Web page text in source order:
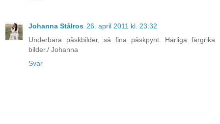
Johanna Stålros 26. april 2011 kl. 23:32
Underbara påskbilder, så fina påskpynt. Härliga färgrika
bilder./ Johanna
Svar